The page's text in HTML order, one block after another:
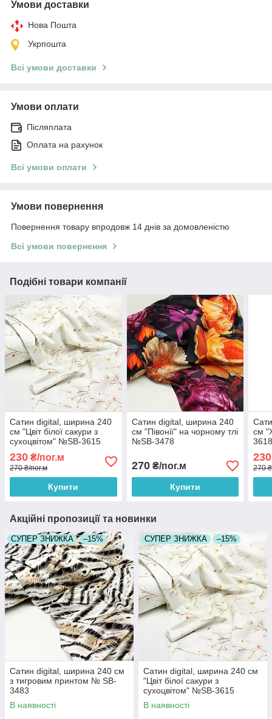
Умови доставки
Нова Пошта
Укрпошта
Всі умови доставки
Умови оплати
Післяплата
Оплата на рахунок
Всі умови оплати
Умови повернення
Повернення товару впродовж 14 днів за домовленістю
Всі умови повернення
Подібні товари компанії
Сатин digital, ширина 240
см "Цвіт білої сакури з
сухоцвітом" №SB-3615
230 ₴/пог.м
270 ₴/пог.м
Купити
Сатин digital, ширина 240
см "Півонії" на чорному тлі
№SB-3478
270₴/пог.м
Купити
см
230
270
Акційні пропозиції та новинки
СУПЕР ЗНИЖКА –15%
Сатин digital, ширина 240 см
з тигровим принтом № SB-
3483
В наявності
СУПЕР ЗНИЖКА –15%
Сатин digital, ширина 240 см
"Цвіт білої сакури з
сухоцвітом" №SB-3615
В наявності